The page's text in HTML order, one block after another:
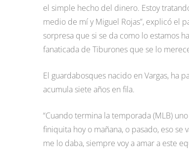
el simple hecho del dinero. Estoy
medio de mí y Miguel Rojas”, explicó el
sorpresa que si se da como lo estamos
fanaticada de Tiburones que se lo
El guardabosques nacido en Vargas, ha
acumula siete años en fila.
“Cuando termina la temporada (MLB)
finiquita hoy o mañana, o pasado, eso
me lo daba, siempre voy a amar a este